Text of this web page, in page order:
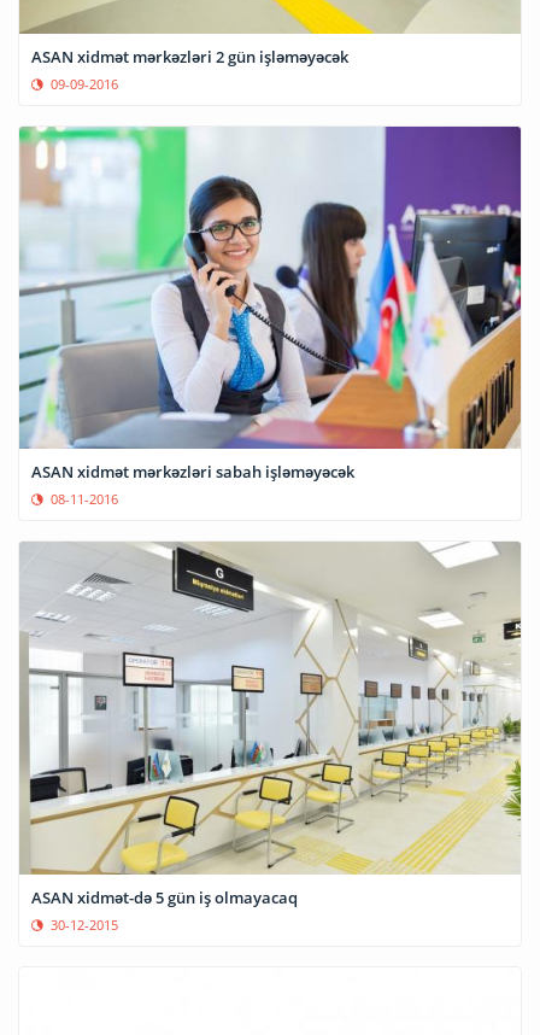
ASAN xidmət mərkəzləri 2 gün işləməyəcək
09-09-2016
ASAN xidmət mərkəzləri sabah işləməyəcək
08-11-2016
ASAN xidmət-də 5 gün iş olmayacaq
30-12-2015